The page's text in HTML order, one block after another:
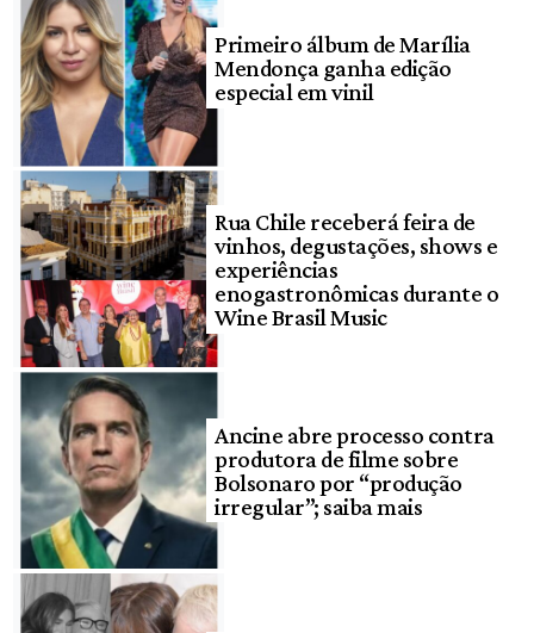
Primeiro álbum de Marília
Mendonça ganha edição
especial em vinil
Rua Chile receberá feira de
vinhos, degustações, shows e
experiências
enogastronômicas durante o
Wine Brasil Music
Ancine abre processo contra
produtora de filme sobre
Bolsonaro por “produção
irregular”; saiba mais